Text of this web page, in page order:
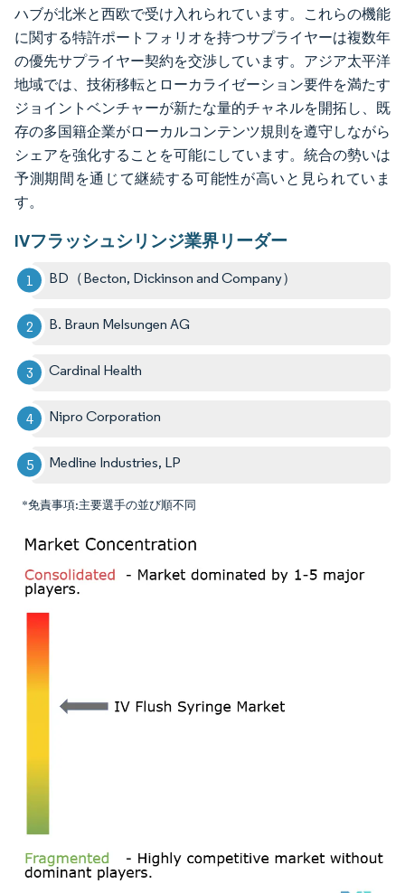
ハブが北米と西欧で受け入れられています。これらの機能
に関する特許ポートフォリオを持つサプライヤーは複数年
の優先サプライヤー契約を交渉しています。アジア太平洋
地域では、技術移転とローカライゼーション要件を満たす
ジョイントベンチャーが新たな量的チャネルを開拓し、既
存の多国籍企業がローカルコンテンツ規則を遵守しながら
シェアを強化することを可能にしています。統合の勢いは
予測期間を通じて継続する可能性が高いと見られていま
す。
IVフラッシュシリンジ業界リーダー
BD（Becton, Dickinson and Company）
B. Braun Melsungen AG
Cardinal Health
Nipro Corporation
Medline Industries, LP
*免責事項:主要選手の並び順不同